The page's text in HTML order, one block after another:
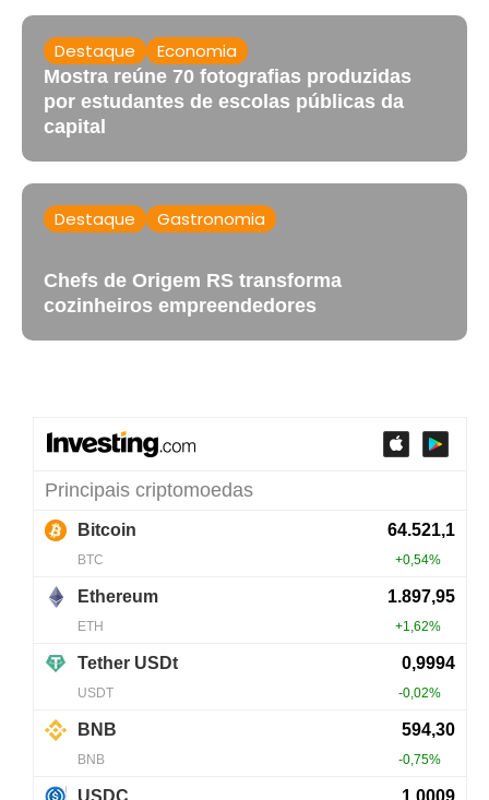
Destaque Economia
Mostra reúne 70 fotografias produzidas
por estudantes de escolas públicas da
capital
Destaque Gastronomia
Chefs de Origem RS transforma
cozinheiros empreendedores